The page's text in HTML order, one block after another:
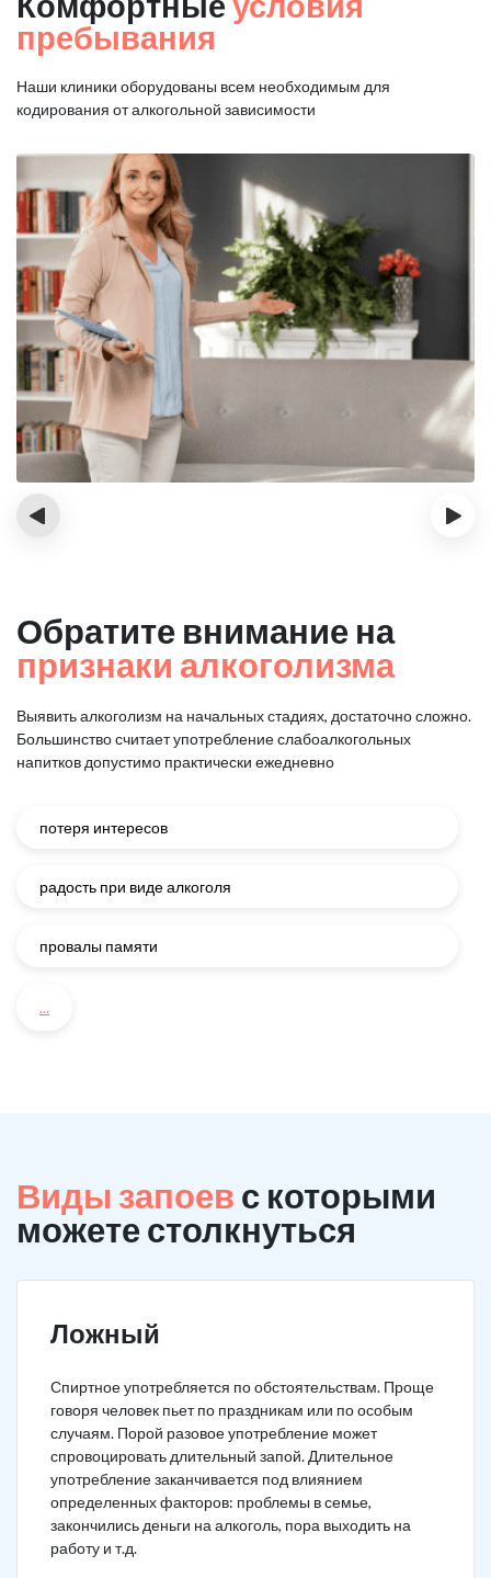
пребывания
Наши клиники оборудованы всем необходимым для
кодирования от алкогольной зависимости
‹ ›
Обратите внимание на
признаки алкоголизма
Выявить алкоголизм на начальных стадиях, достаточно сложно.
Большинство считает употребление слабоалкогольных
напитков допустимо практически ежедневно
потеря интересов
радость при виде алкоголя
провалы памяти
...
Виды запоев с которыми
можете столкнуться
Ложный
Спиртное употребляется по обстоятельствам. Проще
говоря человек пьет по праздникам или по особым
случаям. Порой разовое употребление может
спровоцировать длительный запой. Длительное
употребление заканчивается под влиянием
определенных факторов: проблемы в семье,
закончились деньги на алкоголь, пора выходить на
работу и т.д.